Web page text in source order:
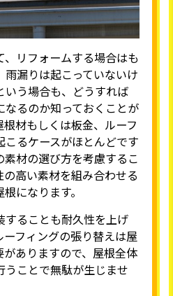
リフォームする場合はも
漏りは起こっていないけ
いう場合も、どうすれば
なるのか知っておくことが
材もしくは板金、ルーフ
こるケースがほとんどです
材の選び方を考慮するこ
の高い素材を組み合わせる
になります。
することも耐久性を上げ
フィングの張り替えは屋
ありますので、屋根全体
うことで無駄が生じませ